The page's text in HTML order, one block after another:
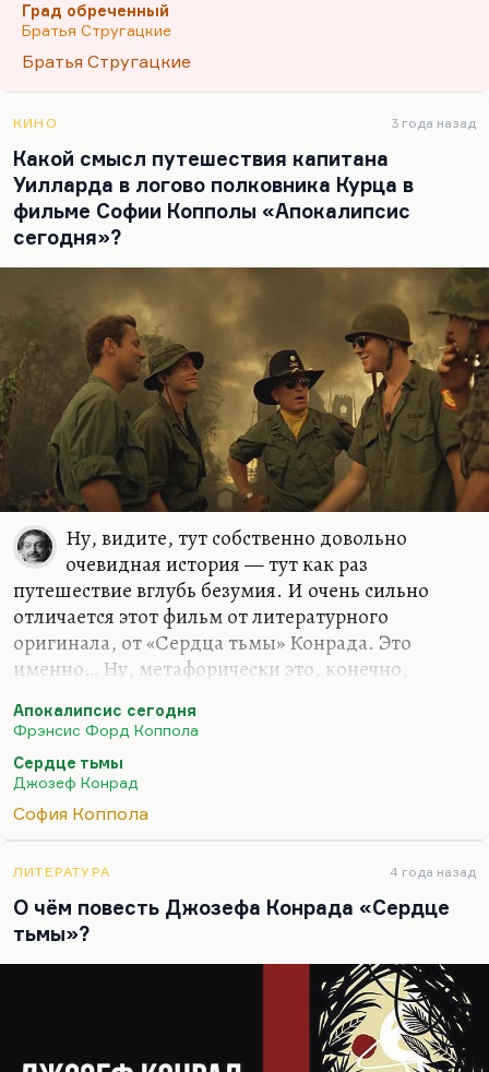
Аналог» — незавершенный, но тоже об этом.
Некоторые рассказы Грина (например, «Сердце
пустыни») и, как ни странно, «Сердце тьмы»
Конрада. Вот «Сердце пустыни» и «Сердце
тьмы» образуют довольно странную пару. Это
такие, в сущности, два лица одного автора.
Мечта о маньяке-магнате, который создает
сверхгород в пустыне или, как, скажем, у
Кубина, в предгорьях Тибета,— это довольно
распространенная мечта (она и у Барченко…
Град обреченный
Братья Стругацкие
Братья Стругацкие
КИНО 3 года назад
Какой смысл путешествия капитана
Уилларда в логово полковника Курца в
фильме Софии Копполы «Апокалипсис
сегодня»?
Ну, видите, тут собственно довольно
очевидная история — тут как раз
путешествие вглубь безумия. И очень сильно
отличается этот фильм от литературного
оригинала, от «Сердца тьмы» Конрада. Это
именно… Ну, метафорически это, конечно,
лабиринт безумия, в глубокую человеческую
психологию, бездонную. Это, наверное, самое
глубокое и самое интересное произведение
Конрада. Хотя я больше всего люблю «Шторм»,
вот этот «Тайфун», но эта вещь тоже
самая яркая у него. Сердце тьмы — это ведь не
конкретное безумие конкретного полковника.
Сердце тьмы — это то ядро зла, то ядро безумия,
которое присутствует в…
Апокалипсис сегодня
Фрэнсис Форд Коппола
Сердце тьмы
Джозеф Конрад
София Коппола
ЛИТЕРАТУРА 4 года назад
О чём повесть Джозефа Конрада «Сердце
тьмы»?